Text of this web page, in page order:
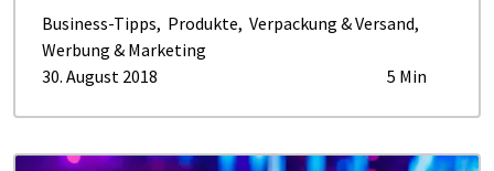
Business-Tipps, Produkte, Verpackung & Versand,
Werbung & Marketing
30. August 2018
5 Min